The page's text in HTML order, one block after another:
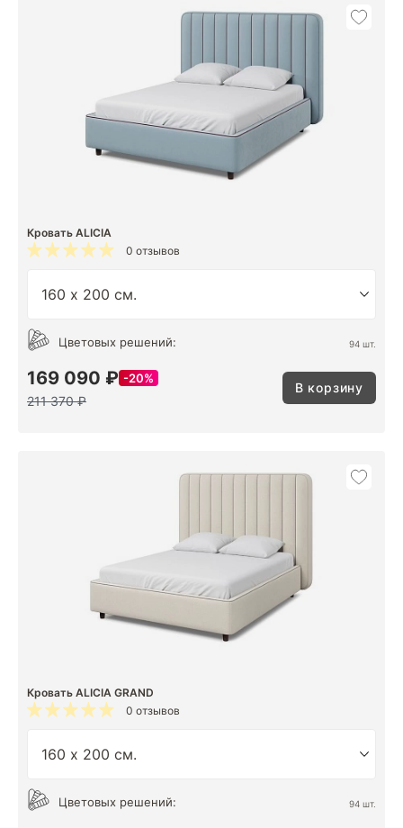
Кровать ALICIA
0 отзывов
Цветовых решений: 94 шт.
169 090 ₽ 20%
211 370 ₽
В корзину
Кровать ALICIA GRAND
0 отзывов
Цветовых решений: 94 шт.